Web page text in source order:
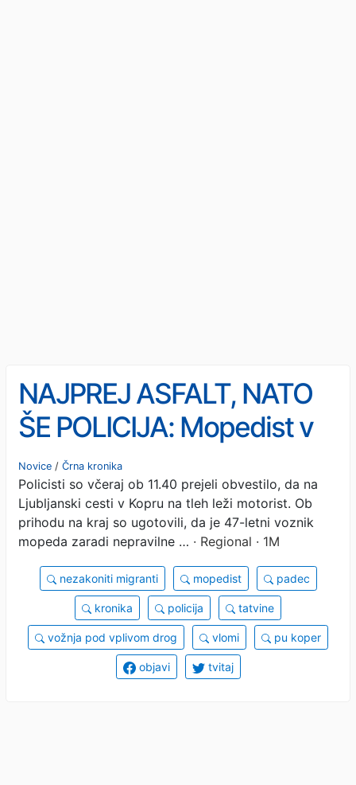
NAJPREJ ASFALT, NATO
ŠE POLICIJA: Mopedist v
Kopru ni imel svojega dne
Novice / Črna kronika
Policisti so včeraj ob 11.40 prejeli obvestilo, da na
Ljubljanski cesti v Kopru na tleh leži motorist. Ob
prihodu na kraj so ugotovili, da je 47-letni voznik
mopeda zaradi nepravilne … · Regional · 1M
nezakoniti migranti mopedist padec
kronika policija tatvine
vožnja pod vplivom drog vlomi pu koper
objavi tvitaj